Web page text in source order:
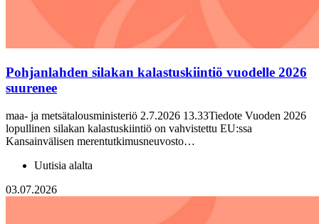
Pohjanlahden silakan kalastuskiintiö vuodelle 2026
suurenee
maa- ja metsätalousministeriö 2.7.2026 13.33Tiedote Vuoden 2026
lopullinen silakan kalastuskiintiö on vahvistettu EU:ssa
Kansainvälisen merentutkimusneuvosto…
Uutisia alalta
03.07.2026